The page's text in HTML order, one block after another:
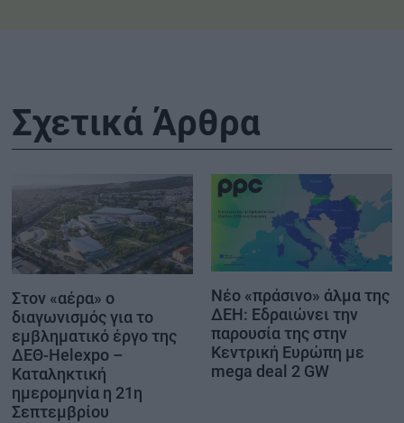
Σχετικά Άρθρα
Στον «αέρα» ο
διαγωνισμός για το
εμβληματικό έργο της
ΔΕΘ-Helexpo –
Καταληκτική
ημερομηνία η 21η
Σεπτεμβρίου
Νέο «πράσινο» άλμα της
ΔΕΗ: Εδραιώνει την
παρουσία της στην
Κεντρική Ευρώπη με
mega deal 2 GW